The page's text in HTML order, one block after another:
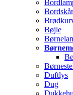
Bøjle
Duftlys
Dug